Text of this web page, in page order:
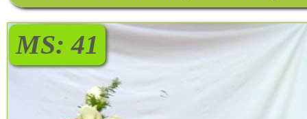
MS: 41